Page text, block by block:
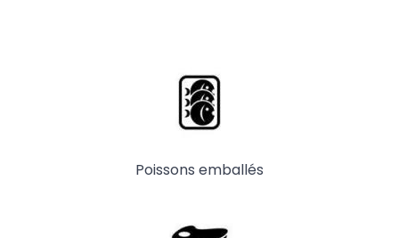
Poissons emballés